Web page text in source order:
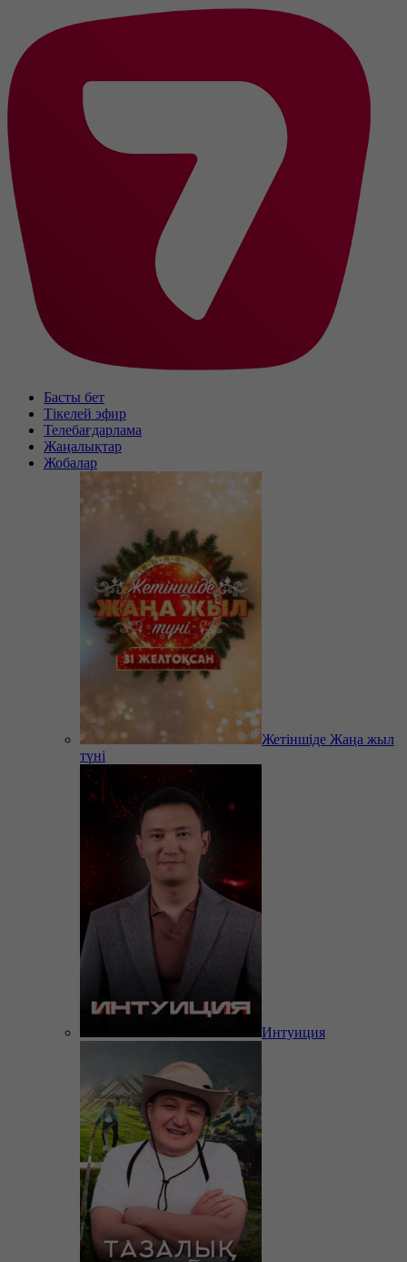
Басты бет
Тікелей эфир
Телебағдарлама
Жаңалықтар
Жобалар
Жетіншіде Жаңа жыл
түні
Интуиция